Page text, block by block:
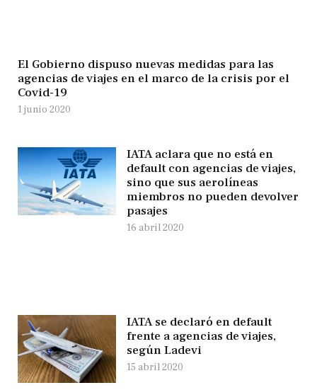
El Gobierno dispuso nuevas medidas para las
agencias de viajes en el marco de la crisis por el
Covid-19
1 junio 2020
IATA aclara que no está en
default con agencias de viajes,
sino que sus aerolíneas
miembros no pueden devolver
pasajes
16 abril 2020
IATA se declaró en default
frente a agencias de viajes,
según Ladevi
15 abril 2020